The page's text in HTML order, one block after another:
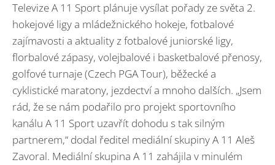
Televize A 11 Sport plánuje vysílat pořady ze světa 2.
hokejové ligy a mládežnického hokeje, fotbalové
zajímavosti a aktuality z fotbalové juniorské ligy,
florbalové zápasy, volejbalové i basketbalové přenosy,
golfové turnaje (Czech PGA Tour), běžecké a
cyklistické maratony, jezdectví a mnoho dalších. „Jsem
rád, že se nám podařilo pro projekt sportovního
kanálu A 11 Sport uzavřít dohodu s tak silným
partnerem,“ dodal ředitel mediální skupiny A 11 Aleš
Zavoral. Mediální skupina A 11 zahájila v minulém